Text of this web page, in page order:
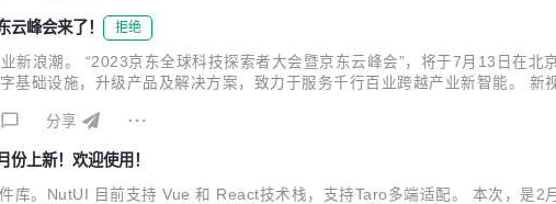
峰会来了！ 拒绝
新浪潮。 “2023京东全球科技探索者大会暨京东云峰会”，将于7月13日在
基础设施，升级产品及解决方案，致力于服务千行百业跨越产业新智能。
业智能，京东邀请您...
分享
上新！欢迎使用！
库。NutUI 目前支持 Vue 和 React技术栈，支持Taro多端适配。 本次，是